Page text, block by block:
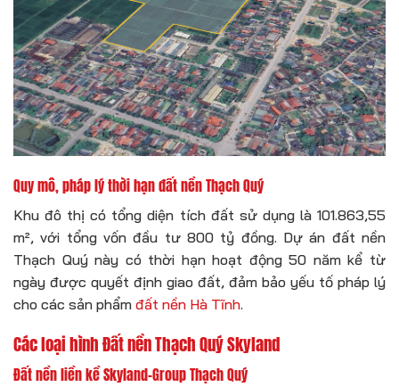
Quy mô, pháp lý thời hạn đất nền Thạch Quý
Khu đô thị có tổng diện tích đất sử dụng là 101.863,55
m², với tổng vốn đầu tư 800 tỷ đồng. Dự án đất nền
Thạch Quý này có thời hạn hoạt động 50 năm kể từ
ngày được quyết định giao đất, đảm bảo yếu tố pháp lý
cho các sản phẩm đất nền Hà Tĩnh.
Các loại hình Đất nền Thạch Quý Skyland
Đất nền liền kề Skyland-Group Thạch Quý